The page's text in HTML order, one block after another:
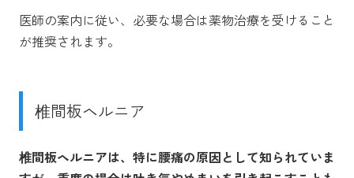
医師の案内に従い、必要な場合は薬物治療を受けること
が推奨されます。
椎間板ヘルニア
椎間板ヘルニアは、特に腰痛の原因として知られていま